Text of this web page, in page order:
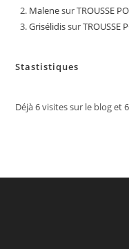
MalenesurTROUSSE
GrisélidissurTROUSSE
Stastistiques
Déjà6visites sur le blog et